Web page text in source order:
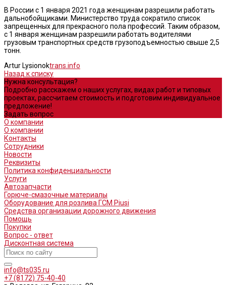
В России с 1 января 2021 года женщинам разрешили работать
дальнобойщиками. Министерство труда сократило список
запрещенных для прекрасного пола профессий. Таким образом,
с 1 января женщинам разрешили работать водителями
грузовым транспортных средств грузоподъемностью свыше 2,5
тонн.
Artur Lysionoktrans.info
Назад к списку
Нужна консультация?
Подробно расскажем о наших услугах, видах работ и типовых
проектах, рассчитаем стоимость и подготовим индивидуальное
предложение!
Задать вопрос
О компании
О компании
Контакты
Сотрудники
Новости
Реквизиты
Политика конфиденциальности
Услуги
Автозапчасти
Горюче-смазочные материалы
Оборудование для розлива ГСМ Piusi
Средства организации дорожного движения
Помощь
Покупки
Вопрос - ответ
Дисконтная система
info@ts035.ru
+7 (8172) 75-40-40